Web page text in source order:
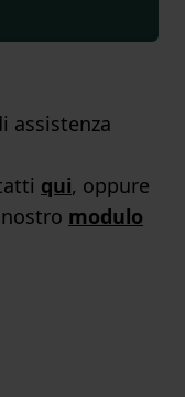
assistenza
qui, oppure
nostro modulo